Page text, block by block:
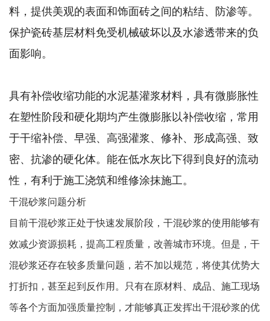
料，提供美观的表面和饰面砖之间的粘结、防渗等。
保护瓷砖基层材料免受机械破坏以及水渗透带来的负
面影响。
具有补偿收缩功能的水泥基灌浆材料，具有微膨胀性
在塑性阶段和硬化期均产生微膨胀以补偿收缩，常用
于干缩补偿、早强、高强灌浆、修补、形成高强、致
密、抗渗的硬化体。能在低水灰比下得到良好的流动
性，有利于施工浇筑和维修涂抹施工。
干混砂浆问题分析
目前干混砂浆正处于快速发展阶段，干混砂浆的使用能够有
效减少资源损耗，提高工程质量，改善城市环境。但是，干
混砂浆还存在较多质量问题，若不加以规范，将使其优势大
打折扣，甚至起到反作用。只有在原材料、成品、施工现场
等各个方面加强质量控制，才能够真正发挥出干混砂浆的优